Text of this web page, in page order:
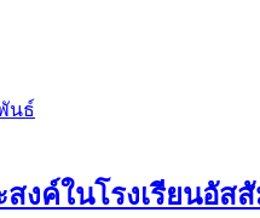
นธ์
งค์ในโรงเรียนอั